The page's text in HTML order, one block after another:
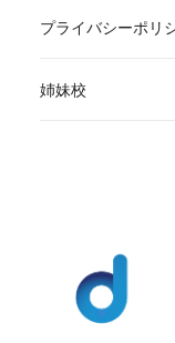
プライバシーポリ
姉妹校